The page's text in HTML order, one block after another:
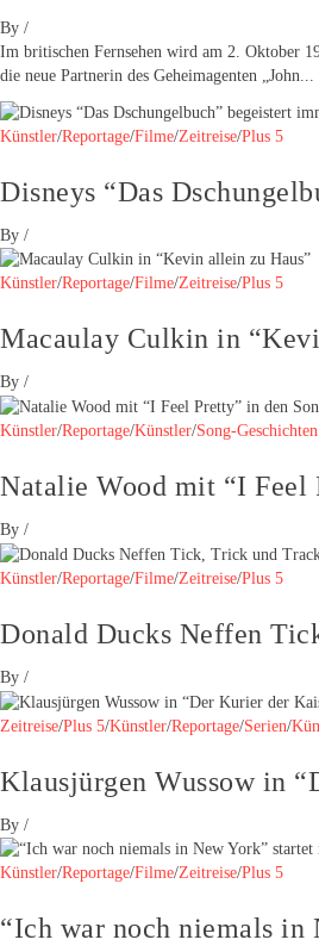
By /
Im britischen Fernsehen wird am 2. Oktober
die neue Partnerin des Geheimagenten „John...
Künstler/Reportage/Filme/Zeitreise/Plus 5
Disneys “Das
By /
Künstler/Reportage/Filme/Zeitreise/Plus 5
Macaulay Culkin in
By /
Künstler/Reportage/Künstler/Song-Geschichten
Natalie Wood mit “I Feel
By /
Künstler/Reportage/Filme/Zeitreise/Plus 5
Donald Ducks Neffen
By /
Zeitreise/Plus 5/Künstler/Reportage/Serien/
Klausjürgen Wussow in
By /
Künstler/Reportage/Filme/Zeitreise/Plus 5
“Ich war noch niemals in